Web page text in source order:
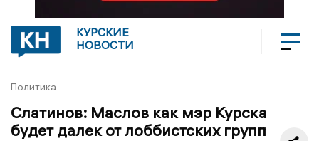
КУРСКИЕ
НОВОСТИ
Политика
Слатинов: Маслов как мэр Курска
будет далек от лоббистских групп